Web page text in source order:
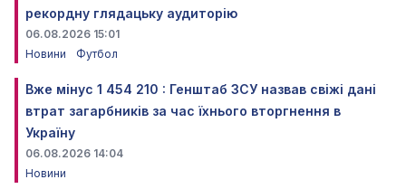
рекордну глядацьку аудиторію
06.08.2026 15:01
Новини
Футбол
Вже мінус 1 454 210 : Генштаб ЗСУ назвав свіжі дані
втрат загарбників за час їхнього вторгнення в
Україну
06.08.2026 14:04
Новини